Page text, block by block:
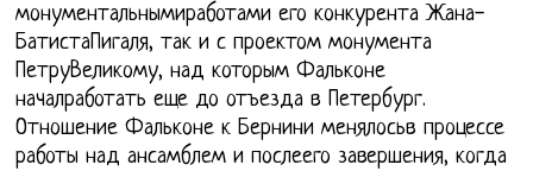
монументальнымиработами его конкурента Жана-
БатистаПигаля, так и с проектом монумента
ПетруВеликому, над которым Фальконе
началработать еще до отъезда в Петербург.
Отношение Фальконе к Бернини менялосьв процессе
работы над ансамблем и послеего завершения, когда